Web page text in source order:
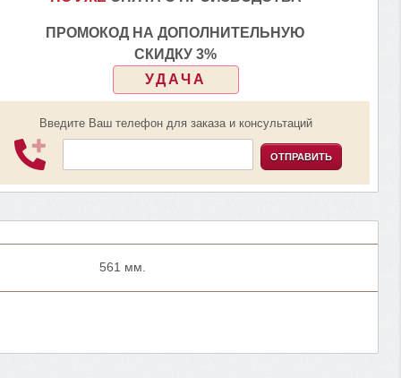
ПРОМОКОД НА ДОПОЛНИТЕЛЬНУЮ
СКИДКУ 3%
УДАЧА
Введите Ваш телефон для заказа и консультаций
ОТПРАВИТЬ
561 мм.